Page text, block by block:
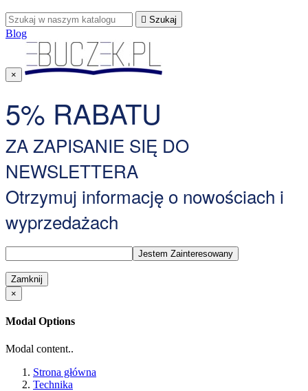
 Szukaj
Blog
×
5% RABATU
ZA ZAPISANIE SIĘ DO
NEWSLETTERA
Otrzymuj informację o nowościach i
wyprzedażach
Zamknij
×
Modal Options
Modal content..
Strona główna
Technika